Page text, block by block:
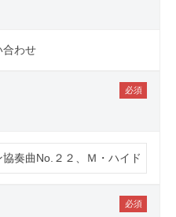
合わせ